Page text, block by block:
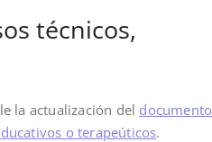
técnicos,
la actualización del documento
o terapeúticos.